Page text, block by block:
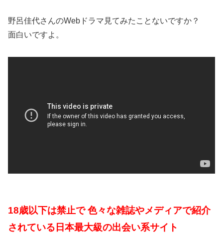
野呂佳代さんのWebドラマ見てみたことないですか？
面白いですよ。
18歳以下は禁止で 色々な雑誌やメディアで紹介
されている日本最大級の出会い系サイト